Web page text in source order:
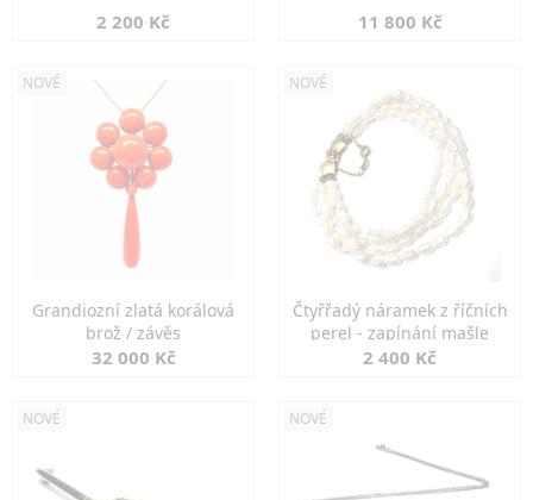
2 200 Kč 11 800 Kč
NOVÉ
Grandiozní zlatá korálová
brož / závěs
32 000 Kč
NOVÉ
Čtyřřadý náramek z říčních
perel - zapínání mašle
2 400 Kč
NOVÉ NOVÉ